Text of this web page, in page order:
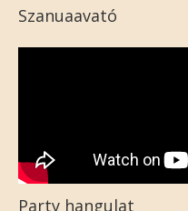
Szanuaavató
Party hangulat